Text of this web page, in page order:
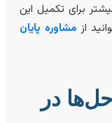
تکمیل این
مشاوره پایان
در